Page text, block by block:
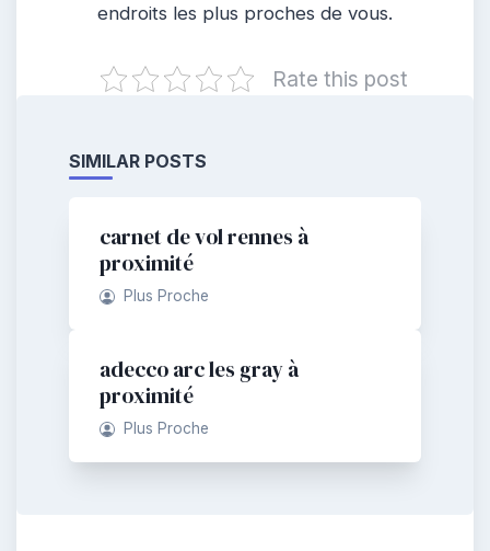
endroits les plus proches de vous.
Rate this post
SIMILAR POSTS
carnet de vol rennes à
proximité
Plus Proche
adecco arc les gray à
proximité
Plus Proche